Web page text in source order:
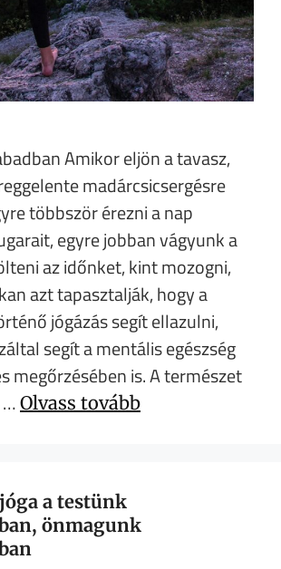
Amikor eljön a tavasz,
madárcsicsergésre
többször érezni a nap
egyre jobban vágyunk a
az időnket, kint mozogni,
azt tapasztalják, hogy a
jógázás segít ellazulni,
segít a mentális egészség
megőrzésében is. A természet
… Olvass tovább
a testünk
önmagunk